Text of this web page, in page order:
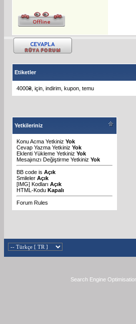
Etiketler
4000₴ için indirim kupon temu
Yetkileriniz
Konu Acma Yetkiniz Yok
Cevap Yazma Yetkiniz Yok
Eklenti Yükleme Yetkiniz Yok
Mesajınızı Değiştirme Yetkiniz Yok
BB code is Açık
Smileler Açık
[IMG] Kodları Açık
HTML-Kodu Kapalı
Forum Rules
Search Engine